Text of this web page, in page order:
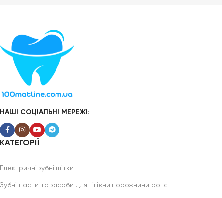
НАШІ СОЦІАЛЬНІ МЕРЕЖІ:
КАТЕГОРІЇ
Електричні зубні щітки
Зубні пасти та засоби для гігієни порожнини рота